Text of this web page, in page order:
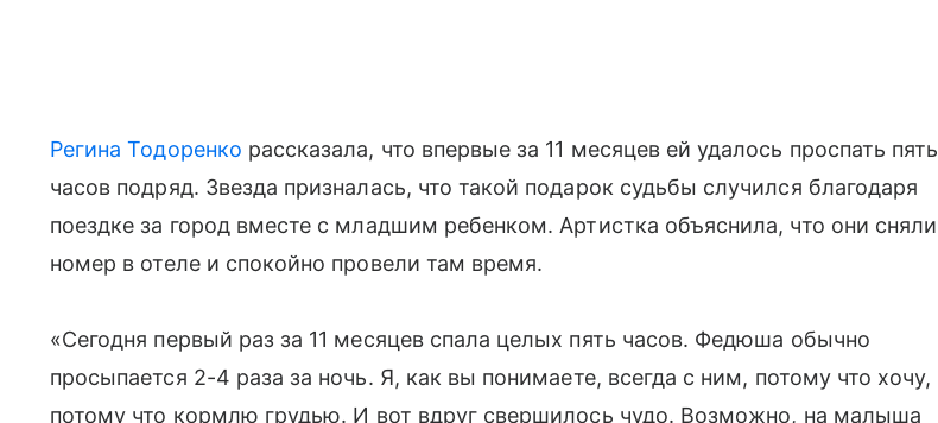
Регина Тодоренко рассказала, что впервые за 11 месяцев ей удалось проспать пять
часов подряд. Звезда призналась, что такой подарок судьбы случился благодаря
поездке за город вместе с младшим ребенком. Артистка объяснила, что они сняли
номер в отеле и спокойно провели там время.
«Сегодня первый раз за 11 месяцев спала целых пять часов. Федюша обычно
просыпается 2-4 раза за ночь. Я, как вы понимаете, всегда с ним, потому что хочу,
потому что кормлю грудью. И вот вдруг свершилось чудо. Возможно, на малыша